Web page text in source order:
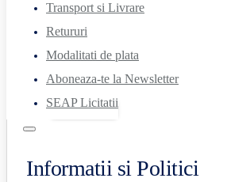
Transport si Livrare
Retururi
Modalitati de plata
Aboneaza-te la Newsletter
SEAP Licitatii
Informatii si Politici